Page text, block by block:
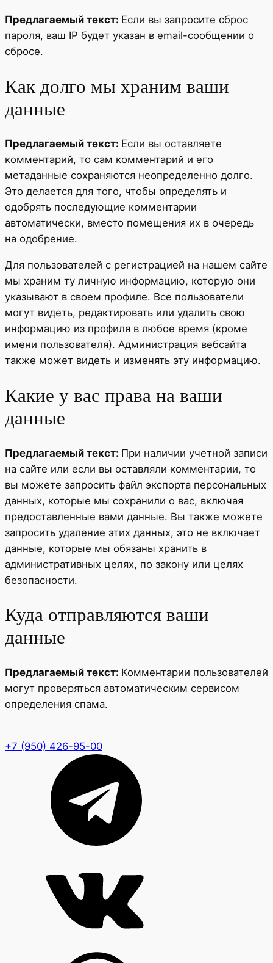
Предлагаемый текст: Если вы запросите сброс
пароля, ваш IP будет указан в email-сообщении о
сбросе.
Как долго мы храним ваши
данные
Предлагаемый текст: Если вы оставляете
комментарий, то сам комментарий и его
метаданные сохраняются неопределенно долго.
Это делается для того, чтобы определять и
одобрять последующие комментарии
автоматически, вместо помещения их в очередь
на одобрение.
Для пользователей с регистрацией на нашем сайте
мы храним ту личную информацию, которую они
указывают в своем профиле. Все пользователи
могут видеть, редактировать или удалить свою
информацию из профиля в любое время (кроме
имени пользователя). Администрация вебсайта
также может видеть и изменять эту информацию.
Какие у вас права на ваши
данные
Предлагаемый текст: При наличии учетной записи
на сайте или если вы оставляли комментарии, то
вы можете запросить файл экспорта персональных
данных, которые мы сохранили о вас, включая
предоставленные вами данные. Вы также можете
запросить удаление этих данных, это не включает
данные, которые мы обязаны хранить в
административных целях, по закону или целях
безопасности.
Куда отправляются ваши
данные
Предлагаемый текст: Комментарии пользователей
могут проверяться автоматическим сервисом
определения спама.
+7 (950) 426-95-00